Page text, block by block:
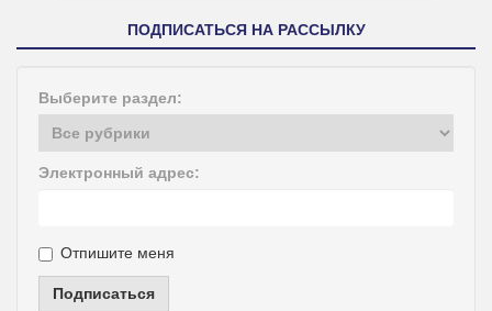
ПОДПИСАТЬСЯ НА РАССЫЛКУ
Выберите раздел:
Электронный адрес:
Отпишите меня
Подписаться